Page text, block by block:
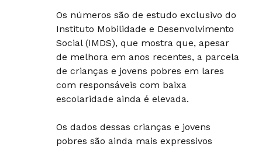
Os números são de estudo exclusivo do
Instituto Mobilidade e Desenvolvimento
Social (IMDS), que mostra que, apesar
de melhora em anos recentes, a parcela
de crianças e jovens pobres em lares
com responsáveis com baixa
escolaridade ainda é elevada.
Os dados dessas crianças e jovens
pobres são ainda mais expressivos